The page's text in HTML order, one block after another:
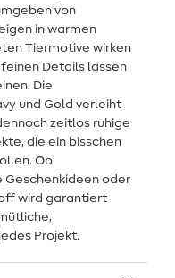
von
in warmen
Tiermotive wirken
Details lassen
Die
und Gold verleiht
zeitlos ruhige
die ein bisschen
Ob
Geschenkideen oder
wird garantiert
Projekt.